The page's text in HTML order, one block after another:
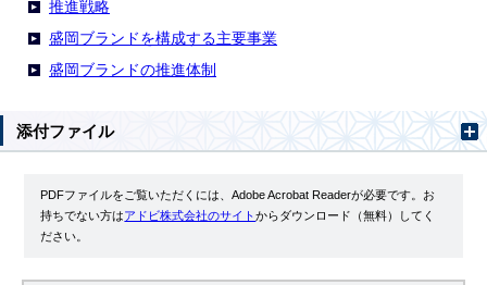
推進戦略
盛岡ブランドを構成する主要事業
盛岡ブランドの推進体制
添付ファイル
PDFファイルをご覧いただくには、Adobe Acrobat Readerが必要です。お
持ちでない方はアドビ株式会社のサイトからダウンロード（無料）してく
ださい。